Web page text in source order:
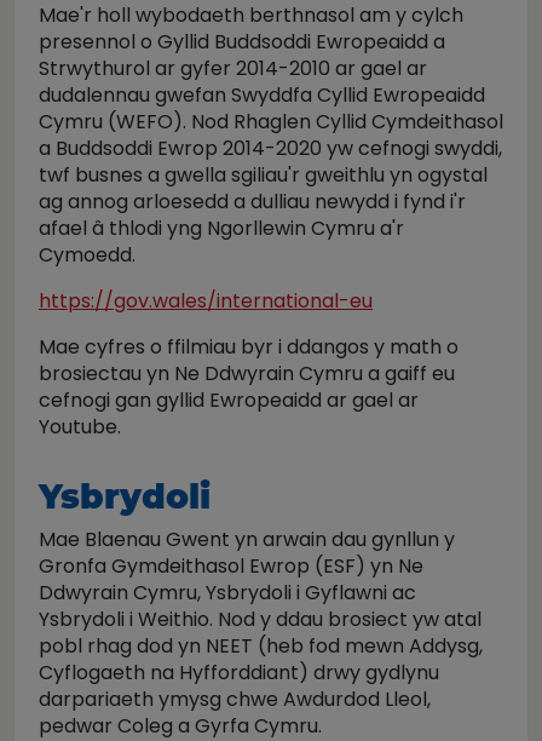
Mae'r holl wybodaeth berthnasol am y cylch
presennol o Gyllid Buddsoddi Ewropeaidd a
Strwythurol ar gyfer 2014-2010 ar gael ar
dudalennau gwefan Swyddfa Cyllid Ewropeaidd
Cymru (WEFO). Nod Rhaglen Cyllid Cymdeithasol
a Buddsoddi Ewrop 2014-2020 yw cefnogi swyddi,
twf busnes a gwella sgiliau'r gweithlu yn ogystal
ag annog arloesedd a dulliau newydd i fynd i'r
afael â thlodi yng Ngorllewin Cymru a'r
Cymoedd.
https://gov.wales/international-eu
Mae cyfres o ffilmiau byr i ddangos y math o
brosiectau yn Ne Ddwyrain Cymru a gaiff eu
cefnogi gan gyllid Ewropeaidd ar gael ar
Youtube.
Ysbrydoli
Mae Blaenau Gwent yn arwain dau gynllun y
Gronfa Gymdeithasol Ewrop (ESF) yn Ne
Ddwyrain Cymru, Ysbrydoli i Gyflawni ac
Ysbrydoli i Weithio. Nod y ddau brosiect yw atal
pobl rhag dod yn NEET (heb fod mewn Addysg,
Cyflogaeth na Hyfforddiant) drwy gydlynu
darpariaeth ymysg chwe Awdurdod Lleol,
pedwar Coleg a Gyrfa Cymru.